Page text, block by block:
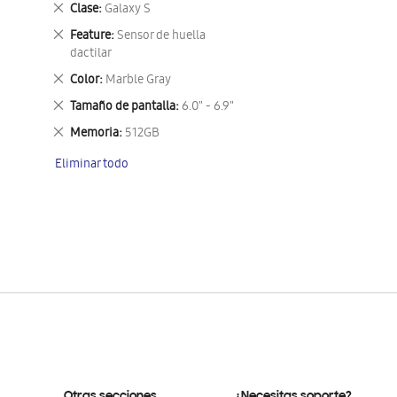
Clase Galaxy S
Eliminar
este
artículo
Feature Sensor de huella
dactilar
Eliminar
este
artículo
Color Marble Gray
Eliminar
este
artículo
Tamaño de pantalla 6.0" - 6.9"
Eliminar
este
artículo
Memoria 512GB
Eliminar
artículo
Eliminar todo